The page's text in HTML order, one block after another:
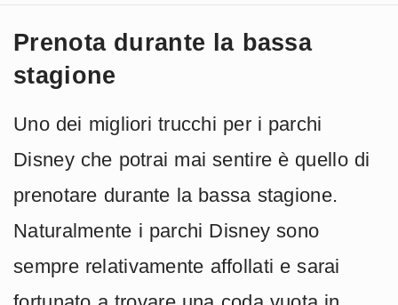
Prenota durante la bassa
stagione
Uno dei migliori trucchi per i parchi
Disney che potrai mai sentire è quello di
prenotare durante la bassa stagione.
Naturalmente i parchi Disney sono
sempre relativamente affollati e sarai